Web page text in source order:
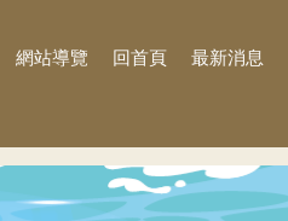
網站導覽 回首頁 最新消息